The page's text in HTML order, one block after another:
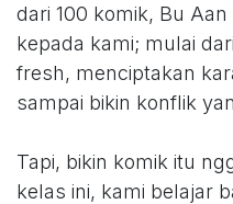
dari 100 komik, Bu
kepada kami; mulai
fresh, menciptakan
sampai bikin konflik
Tapi, bikin komik itu
kelas ini, kami belajar